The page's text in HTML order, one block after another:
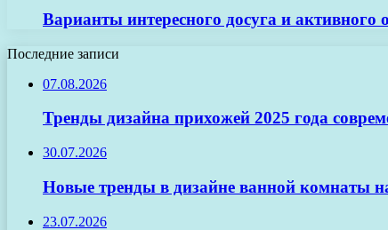
Варианты интересного досуга и
Последние записи
07.08.2026
Тренды дизайна прихожей 2025 года
30.07.2026
Новые тренды в дизайне ванной комнаты
23.07.2026